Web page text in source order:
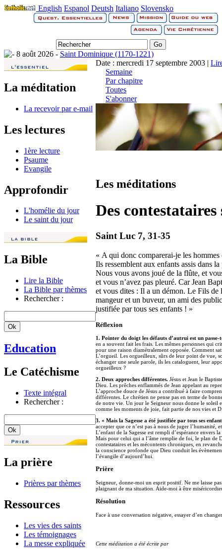
English Espanol Deutsh Italiano Slovensko
8 août 2026 - Saint Dominique (1170-1221)
La méditation
La recevoir par e-mail
Les lectures
1ère lecture
Psaume
Evangile
Approfondir
L'homélie du jour
Le saint du jour
La Bible
Lire la Bible
La Bible par thèmes
Rechercher :
Education
Le Catéchisme
Texte intégral
Rechercher :
La prière
Prières par thèmes
Ressources
Les vies des saints
Les témoignages
La messe expliquée
Date : mercredi 17 septembre 2003 |
Semaine
Par chapitre
Toutes
S'abonner
Les méditations
Des
Saint Luc 7, 31-35
« A qui donc comparerai-je les
Ils ressemblent aux enfants assis dans
Nous vous avons joué de la flûte, et
et vous n’avez pas pleuré. Car Jean
et vous dites : Il a un démon. Le Fils de
mangeur et un buveur, un ami des
justifiée par tous ses enfants ! »
Réflexion
1. Pointer du doigt les défauts d’autrui est un
en a souvent fait les frais. Les mêmes personnes qui
pour une raison diamétralement opposée. Comment
L’orgueil. Les orgueilleux, sûrs de leur point de vue,
échanger une seule parole, ils les cataloguent, leur
orgueilleux ?
2. Deux approches différentes. Jésus et Jean le
Dieu. Les prêches enflammés de Jean appelant au
L’approche douce de Jésus a contribué à faire
différentes. Le chrétien ne pense pas en terme de
de notre vie. Un jour le Seigneur nous donne le soleil
comme les moments de joie, fait partie de nos vies et
3. « Mais la Sagesse a été justifiée par tous ses
accepter que ce n’est pas à nous de juger
L’enfant de la Sagesse est rempli d’espérance
Mais pour celui qui a l’âme remplie de foi, le plan de
contestataires et les mécontents chroniques, en
la conscience profonde que Dieu conduit les
l’évangile d’aujourd’hui.
Prière
Seigneur, donne-moi un esprit positif. Ne me laisse
plaignant de ma situation. Aide-moi à être
Résolution
Face à une conversation négative, essayer d’en
Cette méditation a été écrite par